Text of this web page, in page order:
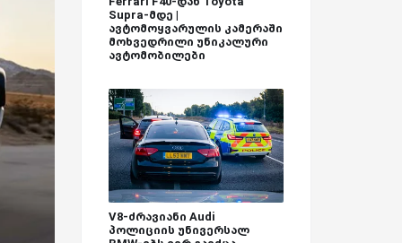
Supra-მდე |
ავტომოყვარულის კამერაში
მოხვედრილი უნიკალური
ავტომობილები
V8-ძრავიანი Audi
პოლიციის უნივერსალ